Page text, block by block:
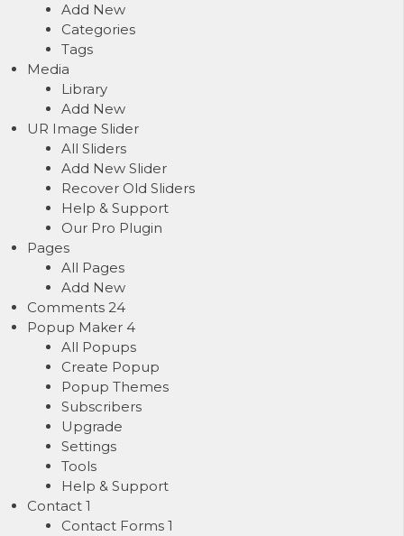
Add New
Categories
Tags
Media
Library
Add New
UR Image Slider
All Sliders
Add New Slider
Recover Old Sliders
Help & Support
Our Pro Plugin
Pages
All Pages
Add New
Comments 24
Popup Maker 4
All Popups
Create Popup
Popup Themes
Subscribers
Upgrade
Settings
Tools
Help & Support
Contact 1
Contact Forms 1